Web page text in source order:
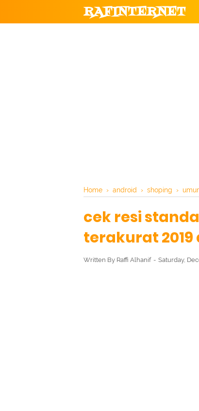
RAFINTERNET
Home › android › shoping ›
cek resi
terakurat
Written By Raffi Alhanif Saturday,